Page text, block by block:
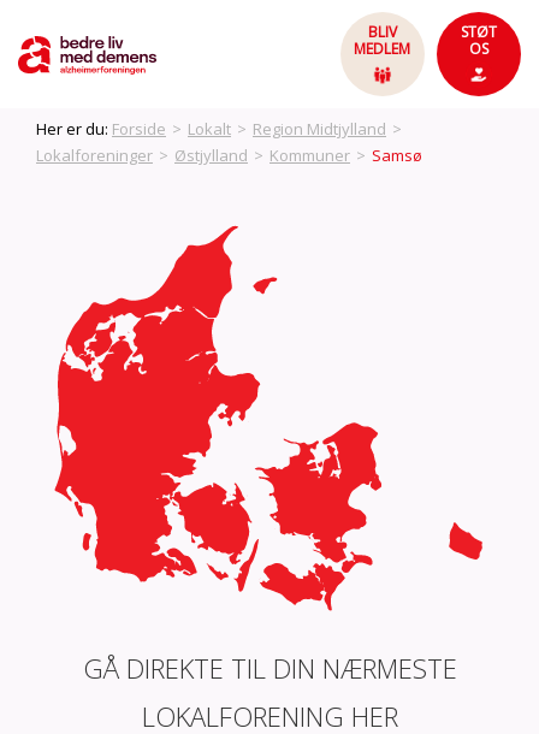
BLIV
MEDLEM
STØT
OS
Her er du: Forside > Lokalt > Region Midtjylland >
Lokalforeninger > Østjylland > Kommuner > Samsø
GÅ DIREKTE TIL DIN NÆRMESTE
LOKALFORENING HER